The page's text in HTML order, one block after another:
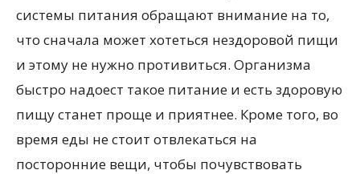
системы питания обращают внимание на то,
что сначала может хотеться нездоровой пищи
и этому не нужно противиться. Организма
быстро надоест такое питание и есть здоровую
пищу станет проще и приятнее. Кроме того, во
время еды не стоит отвлекаться на
посторонние вещи, чтобы почувствовать